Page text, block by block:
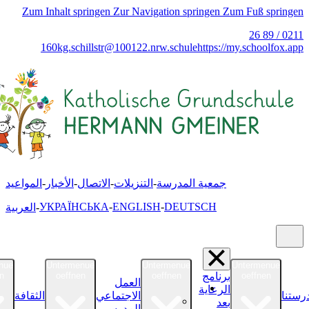
Zum Inhalt springenZur Navigation springenZum Fuß
0211 / 89 26
160kg.schillstr@100122.nrw.schulehttps://
جمعية المدرسة التنزيلات الاتصال الأخبار المواعيد
DEUTSCH
ENGLISH
УКРАЇНСЬКА العربية
نبذة
Untermenue
oeffnen
الاجتماعي
oeffnen